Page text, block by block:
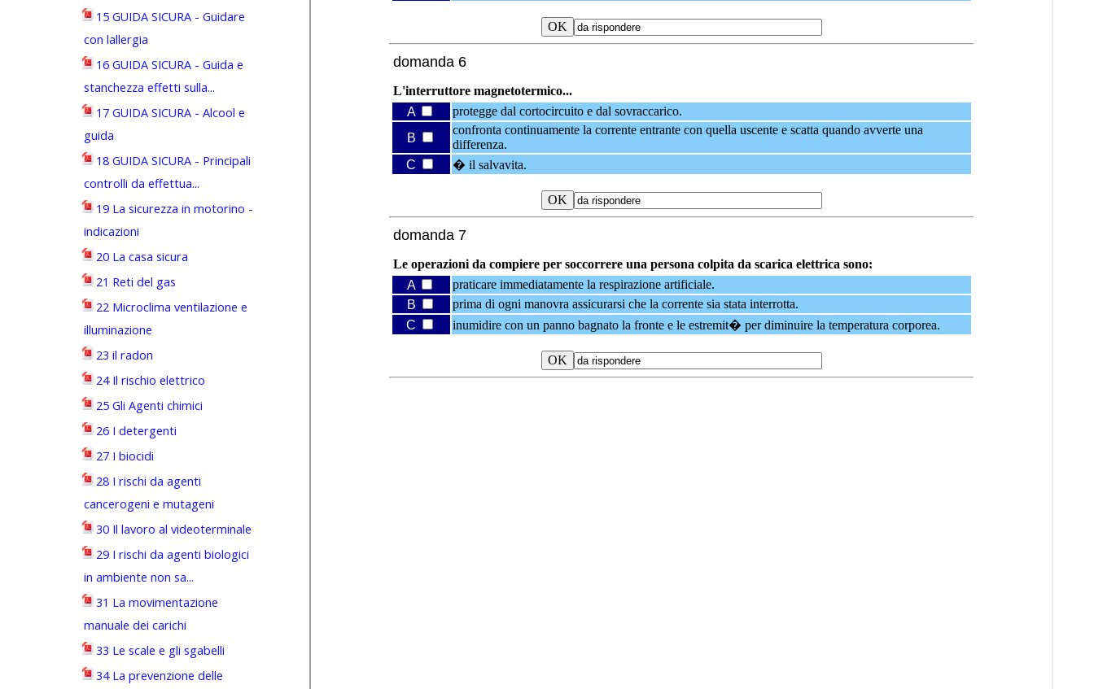
15 GUIDA SICURA - Guidare
con lallergia
16 GUIDA SICURA - Guida e
stanchezza effetti sulla...
17 GUIDA SICURA - Alcool e
guida
18 GUIDA SICURA - Principali
controlli da effettua...
19 La sicurezza in motorino -
indicazioni
20 La casa sicura
21 Reti del gas
22 Microclima ventilazione e
illuminazione
23 il radon
24 Il rischio elettrico
25 Gli Agenti chimici
26 I detergenti
27 I biocidi
28 I rischi da agenti
cancerogeni e mutageni
30 Il lavoro al videoterminale
29 I rischi da agenti biologici
in ambiente non sa...
31 La movimentazione
manuale dei carichi
33 Le scale e gli sgabelli
34 La prevenzione delle